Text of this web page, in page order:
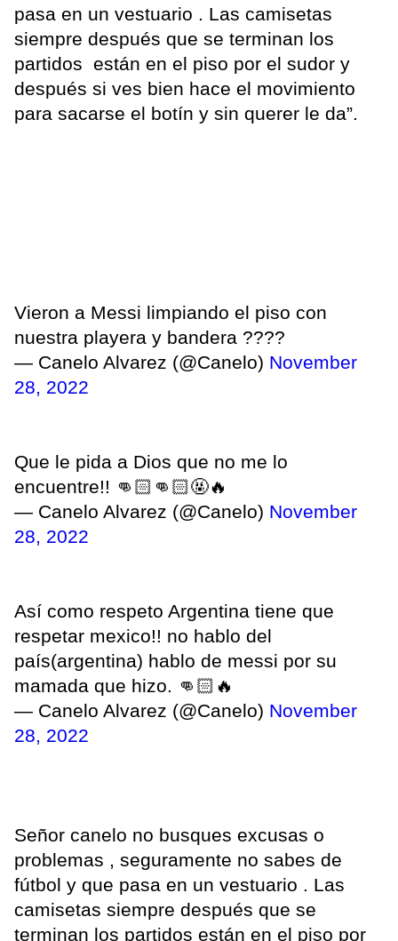
pasa en un vestuario . Las camisetas
siempre después que se terminan los
partidos están en el piso por el sudor y
después si ves bien hace el movimiento
para sacarse el botín y sin querer le da”.
Vieron a Messi limpiando el piso con
nuestra playera y bandera ????
— Canelo Alvarez (@Canelo) November
28, 2022
Que le pida a Dios que no me lo
encuentre!! 👊🏻👊🏻🤬🔥
— Canelo Alvarez (@Canelo) November
28, 2022
Así como respeto Argentina tiene que
respetar mexico!! no hablo del
país(argentina) hablo de messi por su
mamada que hizo. 👊🏻🔥
— Canelo Alvarez (@Canelo) November
28, 2022
Señor canelo no busques excusas o
problemas , seguramente no sabes de
fútbol y que pasa en un vestuario . Las
camisetas siempre después que se
terminan los partidos están en el piso por